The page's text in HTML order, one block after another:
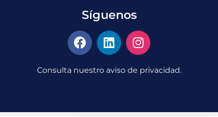
Síguenos
Consulta nuestro aviso de privacidad.